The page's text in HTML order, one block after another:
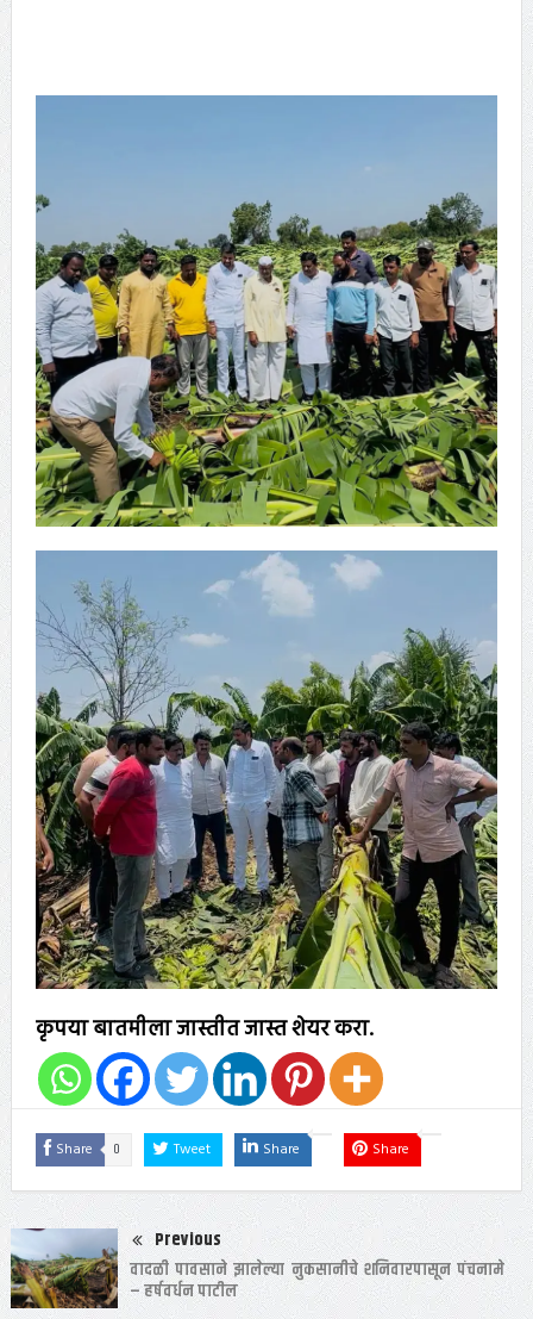
कृपया बातमीला जास्तीत जास्त शेयर करा.
Share 0 Tweet Share Share
Previous
वादळी पावसाने झालेल्या नुकसानीचे शनिवारपासून पंचनामे
– हर्षवर्धन पाटील